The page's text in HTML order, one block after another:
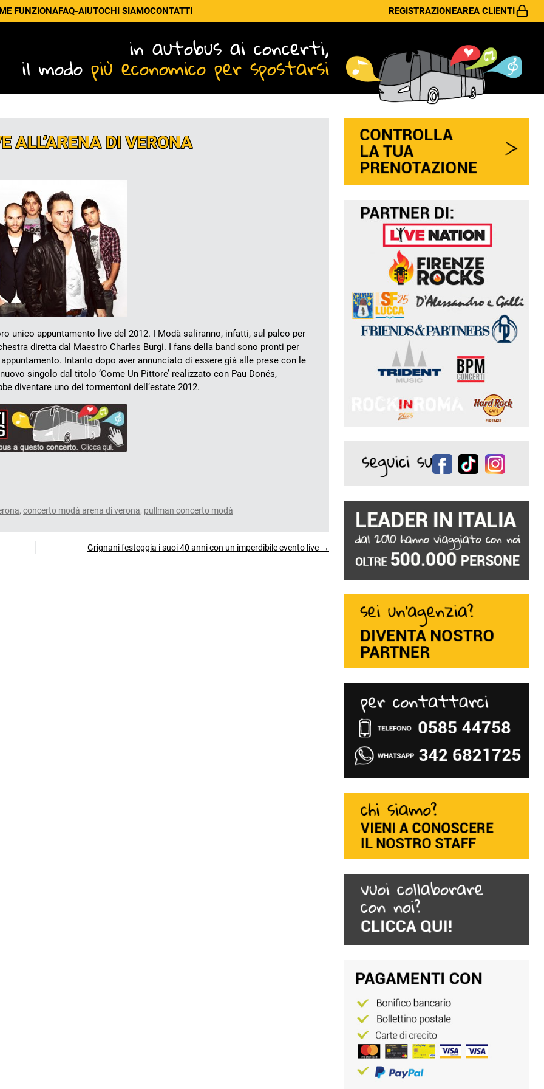
FUNZIONAFAQ-AIUTOCHI SIAMOCONTATTI REGISTRAZIONEAREA CLIENTI
in autobus ai concerti,
il modo più economico per spostarsi
ALL’ARENA DI VERONA
unico appuntamento live del 2012. I Modà saliranno, infatti, sul palco per
diretta dal Maestro Charles Burgi. I fans della band sono pronti per
Intanto dopo aver annunciato di essere già alle prese con le
singolo dal titolo ‘Come Un Pittore’ realizzato con Pau Donés,
diventare uno dei tormentoni dell’estate 2012.
, concerto modà arena di verona, pullman concerto modà
Grignani festeggia i suoi 40 anni con un imperdibile evento live →